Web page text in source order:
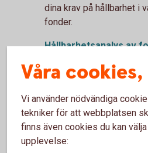
dina krav på hållbarhet i
fonder.
Hållbarhetsanalys av
Sparandet – en
påverka
Du kan med hållbara val
bättre förutsättningar
Våra
Vi använder nödvändiga
tekniker för att webbplatsen
finns även cookies du kan
upplevelse: